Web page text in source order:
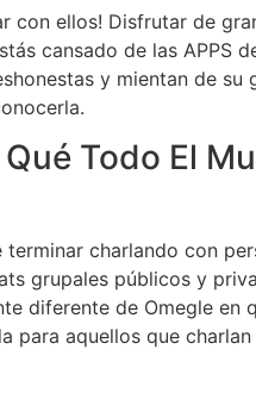
ellos! Disfrutar de
cansado de las APPS
y mientan de su
Todo El
charlando con
grupales públicos y
diferente de Omegle
aquellos que